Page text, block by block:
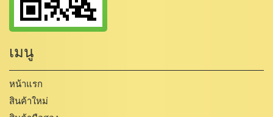
เมนู
หน้าแรก
สินค้าใหม่